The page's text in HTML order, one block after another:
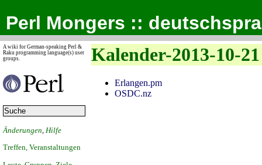
Perl Mongers ::
A wiki for German-speaking Perl &
Raku programming language(s) user
groups.
Änderungen Hilfe
Treffen, Veranstaltungen
Kalender-2013-10-21
Erlangen.pm
OSDC.nz